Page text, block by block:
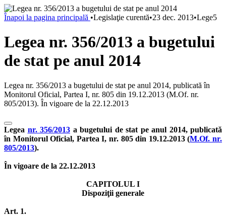
Înapoi la pagina principală •Legislaţie curentă•23 dec. 2013•Lege5
Legea nr. 356/2013 a bugetului
de stat pe anul 2014
Legea nr. 356/2013 a bugetului de stat pe anul 2014, publicată în
Monitorul Oficial, Partea I, nr. 805 din 19.12.2013 (M.Of. nr.
805/2013). În vigoare de la 22.12.2013
Legea nr. 356/2013 a bugetului de stat pe anul 2014, publicată
în Monitorul Oficial, Partea I, nr. 805 din 19.12.2013 (M.Of. nr.
805/2013).
În vigoare de la 22.12.2013
CAPITOLUL I
Dispoziţii generale
Art. 1.